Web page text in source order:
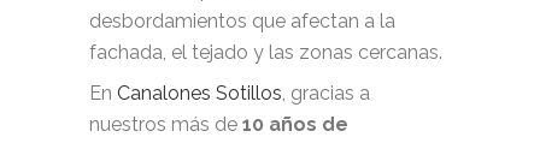
desbordamientos que afectan a la
fachada, el tejado y las zonas cercanas.
En Canalones Sotillos, gracias a
nuestros más de 10 años de